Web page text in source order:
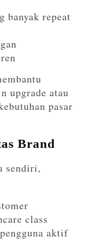
banyak repeat
upgrade atau
pasar
Brand
sendiri,
class
aktif